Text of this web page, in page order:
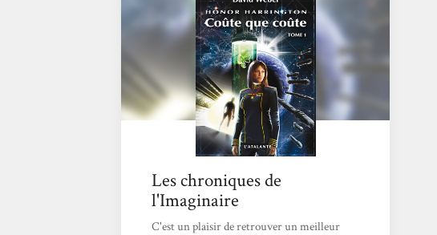
Il est donc, également, préférable de les lire
avant. Ce...
Les chroniques de
l'Imaginaire
C'est un plaisir de retrouver un meilleur